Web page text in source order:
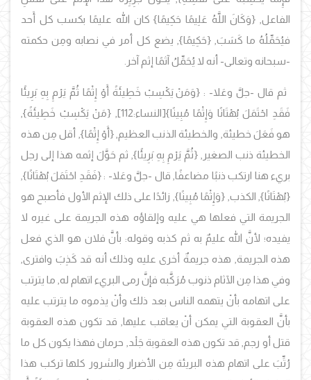
الفاعل, {وَكَانَ اللَّهُ عَلِيمًا حَكِيمًا}كان الله عليمًا بكسب كل أَحد
فيُحَمِّلُهُ ما كَسَبَ, {حَكِيمًا} , يضع كل أمر في نصابه ومِن حكمته
-سبحانه وتعالى- أنه لا يُحَمِّلُ آثمًا إثم آخر.
ثم قال -جلَّ وعَلا- :
{وَمَنْ يَكْسِبْ خَطِيئَةً أَوْ إِثْمًا ثُمَّ يَرْمِ بِهِ بَرِيئًا
فَقَدِ احْتَمَلَ بُهْتَانًا وَإِثْمًا مُبِينًا}[النساء:112 ] {مَنْ يَكْسِبْ خَطِيئَةً},
هو فَعَلَ خطيئة, والخطيئة الذنب العظيم, {أَوْ إِثْمًا} أقل مِن هذه
الخطيئة ذنب الصغير, {ثُمَّ يَرْمِ بِهِ بَرِيئًا}, ثم حَوَّلَ إثمه هذا إلى رجل
بريء هنا ارتكب ذنبًا مضاعفًا, قال -جلَّ وعَلا- : {فَقَدِ احْتَمَلَ بُهْتَانًا},
{بُهْتَانًا}, الكذب, {وَإِثْمًا مُبِينًا}, زائدًا على ذلك الإثم الأول فأصبح هو
الجريمة التي فعلها هي عليه وإلقاؤه هذه الجريمة على غيره لا
يفيده؛ لأنَّ الله عليمٌ به ثم كذبه وقوله: بأنَّ فلان هو الذي فعل
هذه الجريمة, هذه جريمةٌ أخرى عليه وذلك أنه قد كَذِبَ وافترى,
وفي هذا مِن الآثام ذنوب مُرَكَّبه فإنَّ رمى البريء اتهام له, ما يترتب
على اتهامه بأنْ يتهمه الناس بعد ذلك وأنْ يذموه ما يترتب عليه
بأنَّ العقوبة التي يمكن أنْ يعاقب عليها, قد تكون هذه العقوبة
قتل أو رجم, قد تكون هذه العقوبة جَلْد, حرمان فهذا يكون كل ما
رُتِّبَ على اتهام هذه البريئة مِن الأضرار والشرور كلها تركب هذا